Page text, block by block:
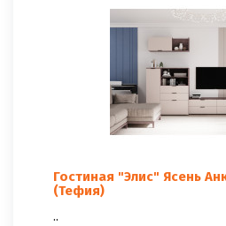
Гостиная "Элис" Ясень
(Тефия)
..